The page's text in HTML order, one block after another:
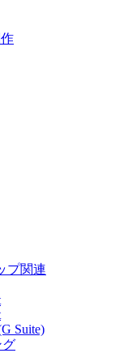
プ関連
Suite)
グ